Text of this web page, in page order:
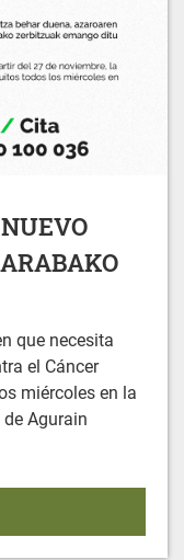
que necesita
el Cáncer
miércoles en la
Agurain